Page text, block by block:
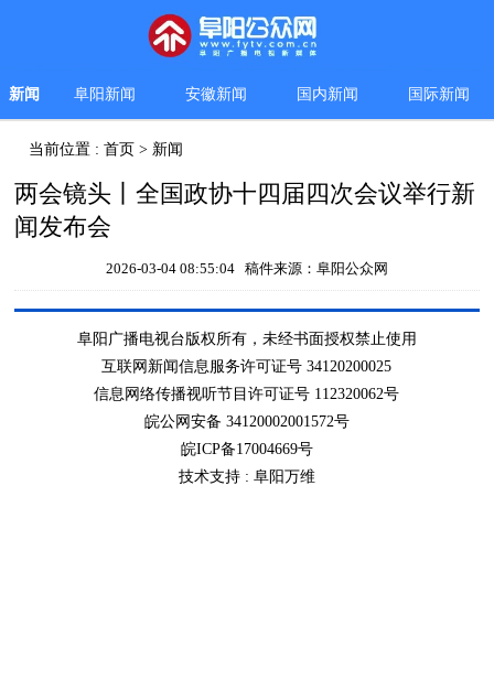
新闻 阜阳新闻 安徽新闻 国内新闻 国际新闻
当前位置 :首页 > 新闻
两会镜头丨全国政协十四届四次会议举行新
闻发布会
2026-03-04 08:55:04 稿件来源：阜阳公众网
阜阳广播电视台版权所有，未经书面授权禁止使用
互联网新闻信息服务许可证号 34120200025
信息网络传播视听节目许可证号 112320062号
皖公网安备 34120002001572号
皖ICP备17004669号
技术支持 : 阜阳万维